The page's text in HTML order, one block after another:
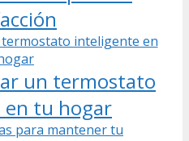
un termostato
tu hogar